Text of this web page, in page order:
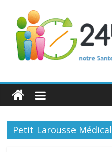
24h
Santé
LaPetit Larousse Médical